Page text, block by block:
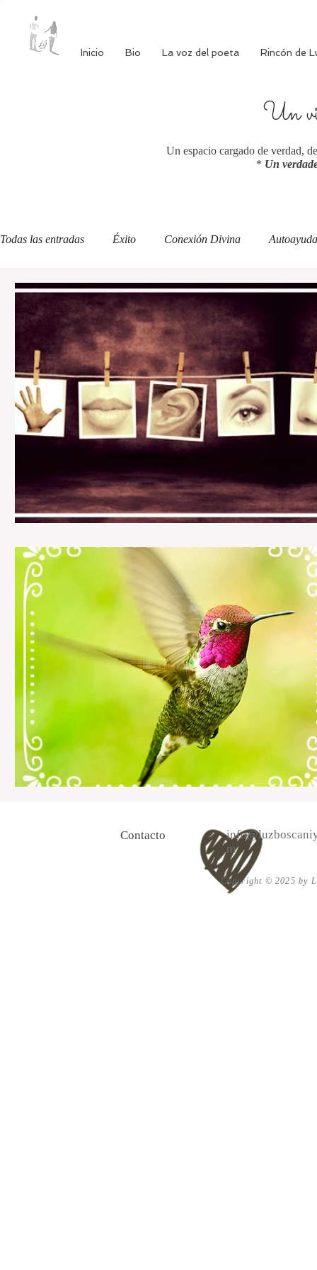
Inicio Bio La voz del poeta Rincón de
Un
Un espacio cargado de verdad,
* Un
Todas las entradas Éxito Conexión Divina Autoayuda
Autoestima Alimentación consciente Bienestar
Contacto
m
Copyright © 2025 by